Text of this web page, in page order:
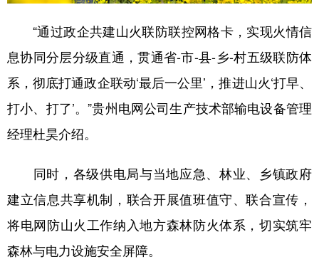
“通过政企共建山火联防联控网格卡，实现火情信
息协同分层分级直通，贯通省-市-县-乡-村五级联防体
系，彻底打通政企联动‘最后一公里’，推进山火‘打早、
打小、打了’。”贵州电网公司生产技术部输电设备管理
经理杜昊介绍。
同时，各级供电局与当地应急、林业、乡镇政府
建立信息共享机制，联合开展值班值守、联合宣传，
将电网防山火工作纳入地方森林防火体系，切实筑牢
森林与电力设施安全屏障。